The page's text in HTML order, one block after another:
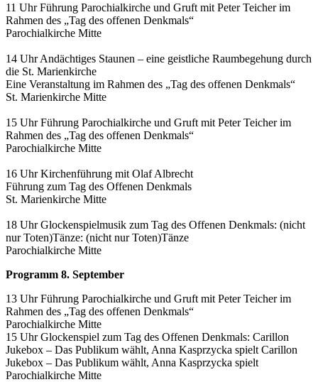
11 Uhr Führung Parochialkirche und Gruft mit Peter Teicher im
Rahmen des „Tag des offenen Denkmals“
Parochialkirche Mitte
14 Uhr Andächtiges Staunen – eine geistliche Raumbegehung durch
die St. Marienkirche
Eine Veranstaltung im Rahmen des „Tag des offenen Denkmals“
St. Marienkirche Mitte
15 Uhr Führung Parochialkirche und Gruft mit Peter Teicher im
Rahmen des „Tag des offenen Denkmals“
Parochialkirche Mitte
16 Uhr Kirchenführung mit Olaf Albrecht
Führung zum Tag des Offenen Denkmals
St. Marienkirche Mitte
18 Uhr Glockenspielmusik zum Tag des Offenen Denkmals: (nicht
nur Toten)Tänze: (nicht nur Toten)Tänze
Parochialkirche Mitte
Programm 8. September
13 Uhr Führung Parochialkirche und Gruft mit Peter Teicher im
Rahmen des „Tag des offenen Denkmals“
Parochialkirche Mitte
15 Uhr Glockenspiel zum Tag des Offenen Denkmals: Carillon
Jukebox – Das Publikum wählt, Anna Kasprzycka spielt Carillon
Jukebox – Das Publikum wählt, Anna Kasprzycka spielt
Parochialkirche Mitte